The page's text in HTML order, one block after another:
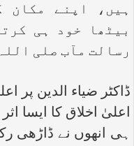
ہیں، اپنے مکان
بیٹھا خود ہی
رسالت مآب صلی
ڈاکٹر ضیاء الدین
اعلیٰ اخلاق کا ایسا
ہی انھوں نے ڈاڑھی